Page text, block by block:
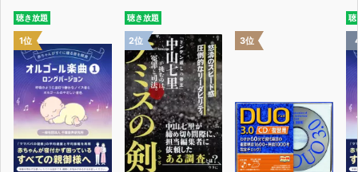
聴き放題
1位
聴き放題
2位 3位
聴